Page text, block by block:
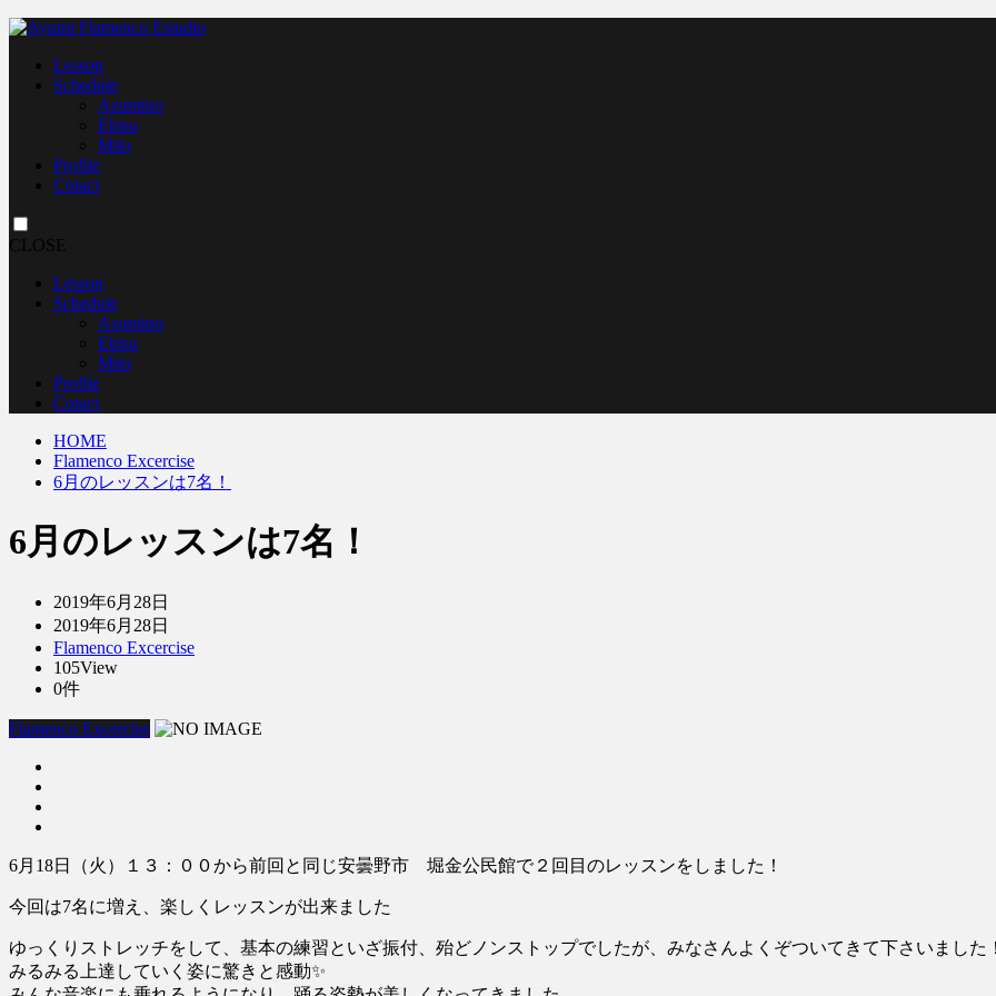
Lesson
Schedule
Azumino
Ebisu
Mito
Profile
Cotact
CLOSE
Lesson
Schedule
Azumino
Ebisu
Mito
Profile
Cotact
HOME
Flamenco Excercise
6月のレッスンは7名！
6月のレッスンは7名！
2019年6月28日
2019年6月28日
Flamenco Excercise
105View
0件
Flamenco Excercise
6月18日（火）１３：００から前回と同じ安曇野市 堀金公民館で２回目のレッスンをしました！
今回は7名に増え、楽しくレッスンが出来ました
ゆっくりストレッチをして、基本の練習といざ振付、殆どノンストップでしたが、みなさんよくぞついてきて下さいました
みるみる上達していく姿に驚きと感動✨